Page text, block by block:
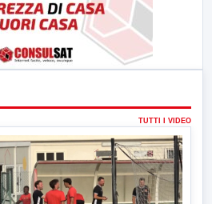
TUTTI I VIDEO